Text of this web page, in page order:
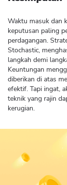
Waktu masuk dan
keputusan paling
perdagangan.
Stochastic,
langkah demi
Keuntungan
diberikan di atas
efektif. Tapi ingat,
teknik yang rajin
kerugian.